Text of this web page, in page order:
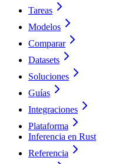
Tareas
Modelos
Comparar
Datasets
Soluciones
Guías
Integraciones
Plataforma
Inferencia en Rust
Referencia